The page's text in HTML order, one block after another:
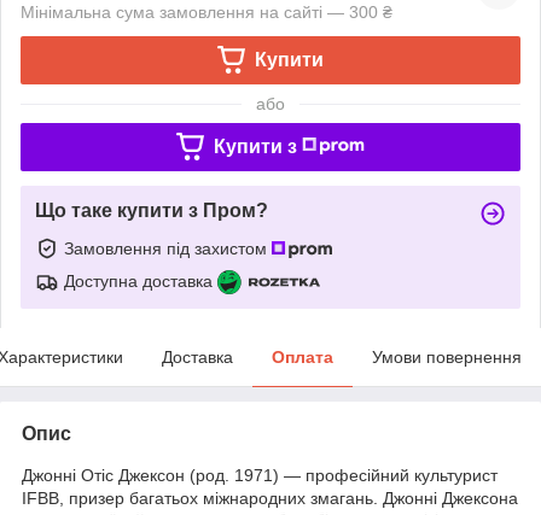
Мінімальна сума замовлення на сайті — 300 ₴
Купити
або
Купити з
Що таке купити з Пром?
Замовлення під захистом
Доступна доставка
Доставка Оплата Умови повернення
Опис
Джонні Отіс Джексон (род. 1971) — професійний культурист
IFBB, призер багатьох міжнародних змагань. Джонні Джексона